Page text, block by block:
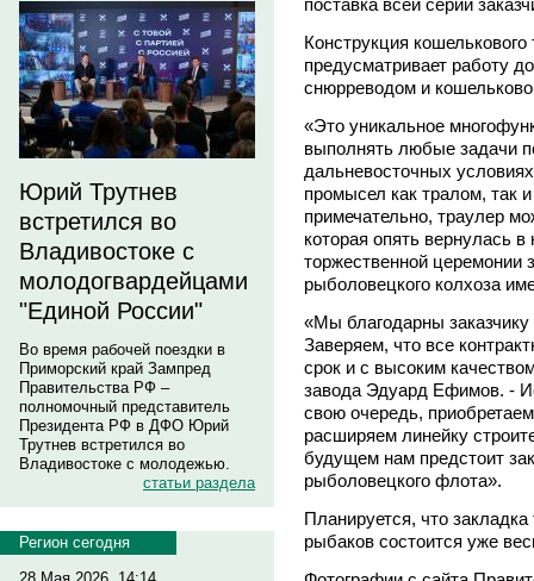
Юрий Трутнев
встретился во
Владивостоке с
молодогвардейцами
"Единой России"
Во время рабочей поездки в
Приморский край Зампред
Правительства РФ –
полномочный представитель
Президента РФ в ДФО Юрий
Трутнев встретился во
Владивостоке с молодежью.
статьи раздела
Регион сегодня
Конструкция
предусматривает работу
снюрреводом и
«Это уникальное
выполнять любые задачи
дальневосточных
промысел как тралом, так
примечательно, траулер
которая опять вернулась
торжественной церемонии
рыболовецкого колхоза
«Мы благодарны заказчику
Заверяем, что все
срок и с высоким
завода Эдуард Ефимов. -
свою очередь,
расширяем линейку
будущем нам предстоит
рыболовецкого флота».
Планируется, что
рыбаков состоится уже